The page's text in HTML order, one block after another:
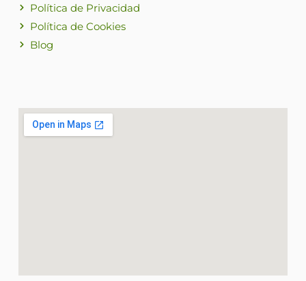
Política de Privacidad
Política de Cookies
Blog